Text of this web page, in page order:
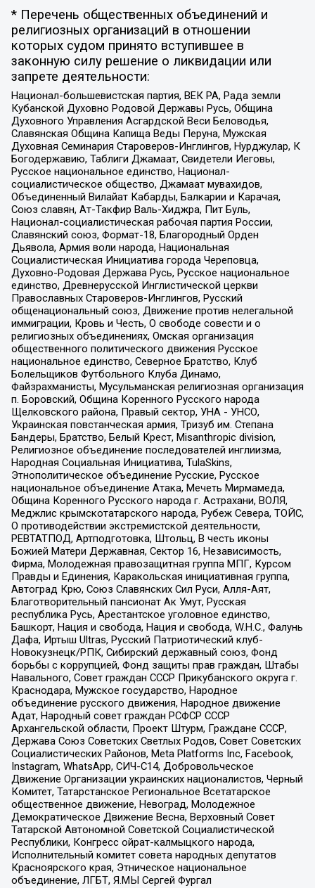
* Перечень общественных объединений и
религиозных организаций в отношении
которых судом принято вступившее в
законную силу решение о ликвидации или
запрете деятельности:
Национал-большевистская партия, ВЕК РА, Рада земли
Кубанской Духовно Родовой Державы Русь, Община
Духовного Управления Асгардской Веси Беловодья,
Славянская Община Капища Веды Перуна, Мужская
Духовная Семинария Староверов-Инглингов, Нурджулар, К
Богодержавию, Таблиги Джамаат, Свидетели Иеговы,
Русское национальное единство, Национал-
социалистическое общество, Джамаат мувахидов,
Объединенный Вилайат Кабарды, Балкарии и Карачая,
Союз славян, Ат-Такфир Валь-Хиджра, Пит Буль,
Национал-социалистическая рабочая партия России,
Славянский союз, Формат-18, Благородный Орден
Дьявола, Армия воли народа, Национальная
Социалистическая Инициатива города Череповца,
Духовно-Родовая Держава Русь, Русское национальное
единство, Древнерусской Инглистической церкви
Православных Староверов-Инглингов, Русский
общенациональный союз, Движение против нелегальной
иммиграции, Кровь и Честь, О свободе совести и о
религиозных объединениях, Омская организация
общественного политического движения Русское
национальное единство, Северное Братство, Клуб
Болельщиков Футбольного Клуба Динамо,
Файзрахманисты, Мусульманская религиозная организация
п. Боровский, Община Коренного Русского народа
Щелковского района, Правый сектор, УНА - УНСО,
Украинская повстанческая армия, Тризуб им. Степана
Бандеры, Братство, Белый Крест, Misanthropic division,
Религиозное объединение последователей инглиизма,
Народная Социальная Инициатива, TulaSkins,
Этнополитическое объединение Русские, Русское
национальное объединение Атака, Мечеть Мирмамеда,
Община Коренного Русского народа г. Астрахани, ВОЛЯ,
Меджлис крымскотатарского народа, Рубеж Севера, ТОЙС,
О противодействии экстремистской деятельности,
РЕВТАТПОД, Артподготовка, Штольц, В честь иконы
Божией Матери Державная, Сектор 16, Независимость,
Фирма, Молодежная правозащитная группа МПГ, Курсом
Правды и Единения, Каракольская инициативная группа,
Автоград Крю, Союз Славянских Сил Руси, Алля-Аят,
Благотворительный пансионат Ак Умут, Русская
республика Русь, Арестантское уголовное единство,
Башкорт, Нация и свобода, Нация и свобода, W.H.С., Фалунь
Дафа, Иртыш Ultras, Русский Патриотический клуб-
Новокузнецк/РПК, Сибирский державный союз, Фонд
борьбы с коррупцией, Фонд защиты прав граждан, Штабы
Навального, Совет граждан СССР Прикубанского округа г.
Краснодара, Мужское государство, Народное
объединение русского движения, Народное движение
Адат, Народный совет граждан РСФСР СССР
Архангельской области, Проект Штурм, Граждане СССР,
Держава Союз Советских Светлых Родов, Совет Советских
Социалистических Районов, Meta Platforms Inc, Facebook,
Instagram, WhatsApp, СИЧ-С14, Добровольческое
Движение Организации украинских националистов, Черный
Комитет, Татарстанское Региональное Всетатарское
общественное движение, Невоград, Молодежное
Демократическое Движение Весна, Верховный Совет
Татарской Автономной Советской Социалистической
Республики, Конгресс ойрат-калмыцкого народа,
Исполнительный комитет совета народных депутатов
Красноярского края, Этническое национальное
объединение, ЛГБТ, Я.МЫ Сергей Фургал